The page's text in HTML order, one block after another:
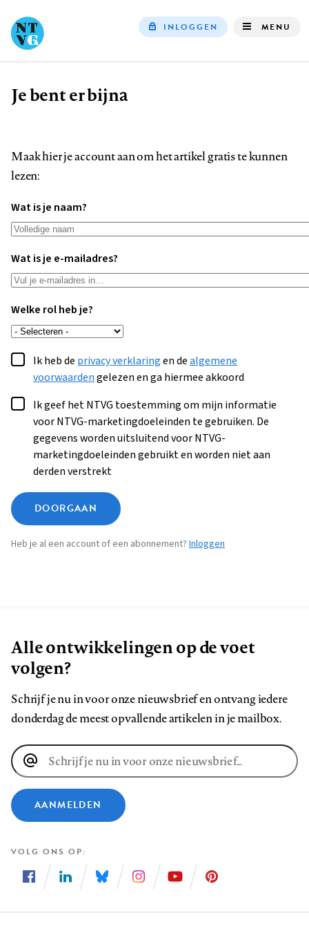
INLOGGEN MENU
Kruimelpad
Je bent er bijna
Maak hier je account aan om het artikel gratis te kunnen
lezen:
Wat is je naam?
Wat is je e-mailadres?
Welke rol heb je?
Ik heb de privacy verklaringen dealgemene
voorwaardengelezen en ga hiermee akkoord
Ik geef het NTVG toestemming om mijn informatie
voor NTVG-marketingdoeleinden te gebruiken. De
gegevens worden uitsluitend voor NTVG-
marketingdoeleinden gebruikt en worden niet aan
derden verstrekt
DOORGAAN
Heb je al een account of een abonnement? Inloggen
Alle ontwikkelingen op de voet
volgen?
Schrijf je nu in voor onze nieuwsbrief en ontvang iedere
donderdag de meest opvallende artikelen in je mailbox.
E-
mailadres
AANMELDEN
VOLG ONS OP
ons
ons
ons
ons
ons
ons